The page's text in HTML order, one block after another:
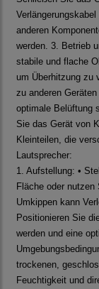
anderen
werden. 3. Betrieb
stabile und flache
um Überhitzung zu
zu anderen
optimale Belüftung
Sie das Gerät von
Kleinteilen, die
Lautsprecher:
1. Aufstellung: •
Fläche oder nutzen
Umkippen kann
Positionieren Sie
werden und eine
trockenen,
Feuchtigkeit und